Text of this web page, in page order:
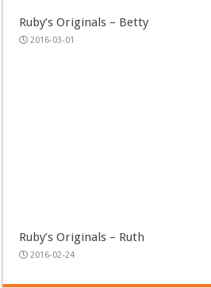
Ruby’s Originals – Betty
2016-03-01
Ruby’s Originals – Ruth
2016-02-24